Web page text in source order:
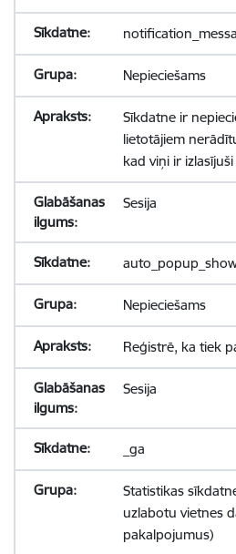
Nepieciešams
Sīkdatne ir
lietotājiem
kad viņi ir
Sesija
Nepieciešams
Reģistrē, ka tiek
Sesija
_ga
Statistikas
uzlabotu vietnes
pakalpojumus)